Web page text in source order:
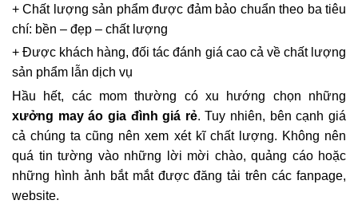
+ Chất lượng sản phẩm được đảm bảo chuẩn theo ba tiêu
chí: bền – đẹp – chất lượng
+ Được khách hàng, đối tác đánh giá cao cả về chất lượng
sản phẩm lẫn dịch vụ
Hầu hết, các mom thường có xu hướng chọn những
xưởng may áo gia đình giá rẻ. Tuy nhiên, bên cạnh giá
cả chúng ta cũng nên xem xét kĩ chất lượng. Không nên
quá tin tường vào những lời mời chào, quảng cáo hoặc
những hình ảnh bắt mắt được đăng tải trên các fanpage,
website.